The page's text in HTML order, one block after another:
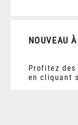
NOUVEAU
Profitez
en cliquant